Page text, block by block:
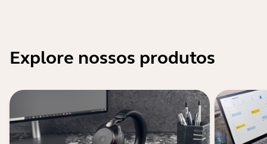
Explore nossos produtos